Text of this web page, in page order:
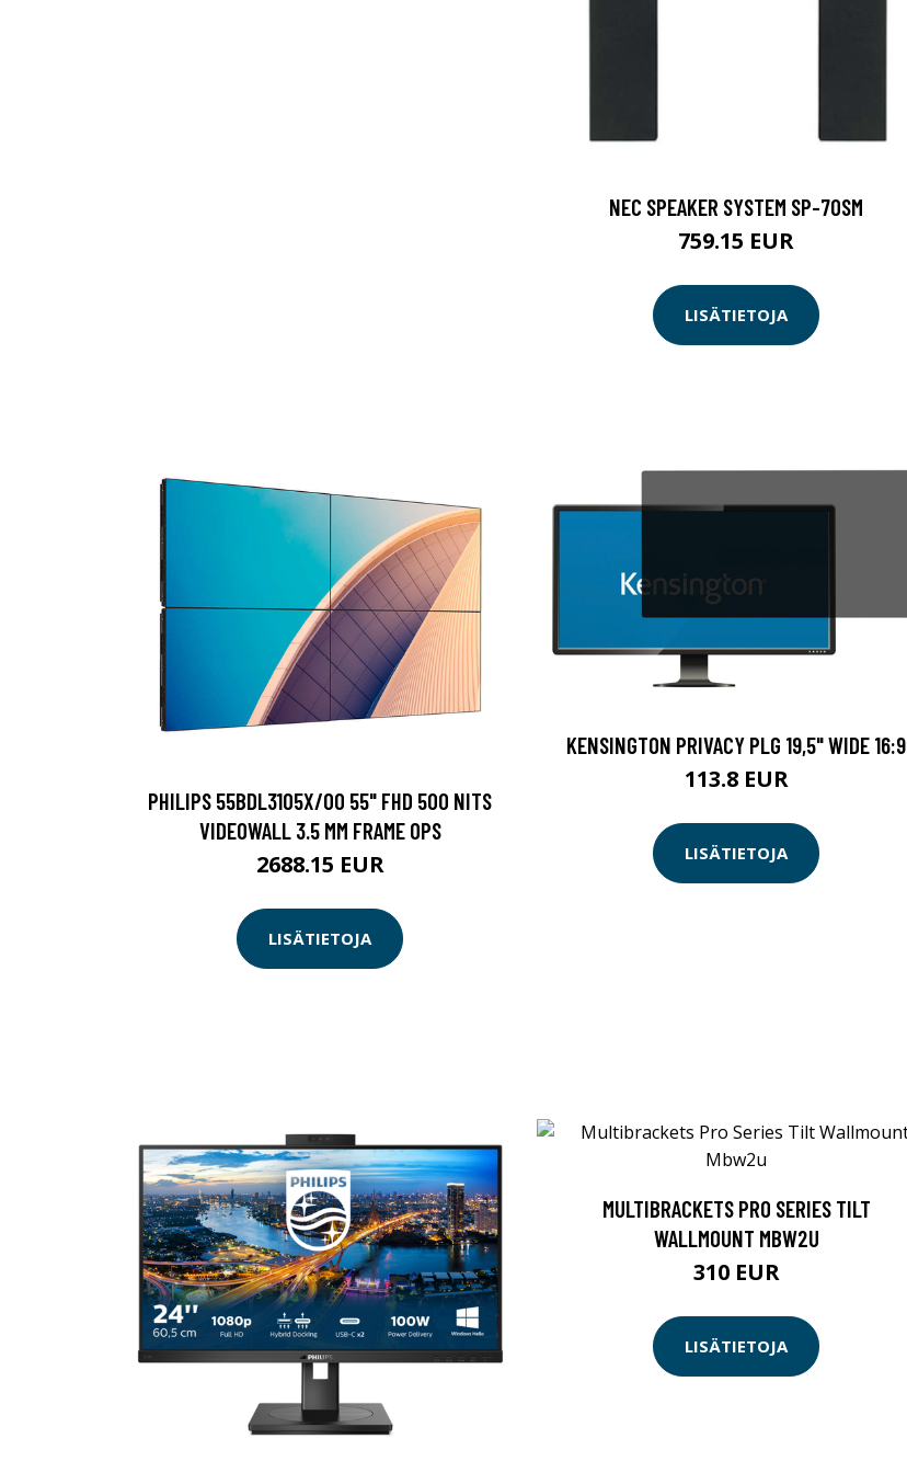
NEC SPEAKER SYSTEM SP-70SM
759.15 EUR
LISÄTIETOJA
PHILIPS 55BDL3105X/00 55" FHD 500 NITS
VIDEOWALL 3.5 MM FRAME OPS
2688.15 EUR
LISÄTIETOJA
KENSINGTON PRIVACY PLG 19,5" WIDE 16:9
113.8 EUR
LISÄTIETOJA
MULTIBRACKETS PRO SERIES TILT
WALLMOUNT MBW2U
310 EUR
LISÄTIETOJA